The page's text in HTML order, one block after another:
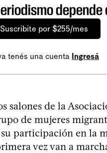
depende
Suscribite por $255/mes
tenés una cuenta Ingresá
salones de la
de mujeres
participación en la
vez van a